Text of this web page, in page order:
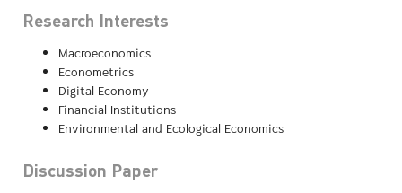
Research Interests
Macroeconomics
Econometrics
Digital Economy
Financial Institutions
Environmental and Ecological Economics
Discussion Paper